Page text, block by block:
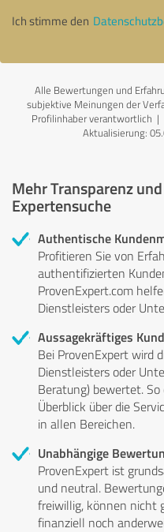
Ich stimme den
Alle Bewertungen und
subjektive Meinungen der
Profilinhaber verantwortlich |
Aktualisierung:
Mehr Transparenz
Expertensuche
Authentische
Profitieren Sie von
authentifizierten
ProvenExpert.com
Dienstleisters oder
Aussagekräftiges
Bei ProvenExpert wird
Dienstleisters oder
Beratung) bewertet.
Überblick über die
in allen Bereichen.
Unabhängige
ProvenExpert ist
und neutral.
freiwillig, können nicht
finanziell noch